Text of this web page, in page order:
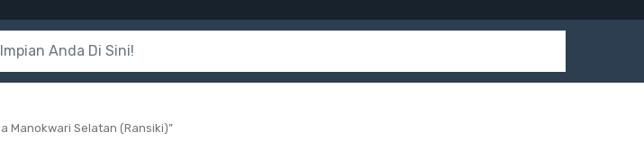
Manokwari Selatan (Ransiki)”